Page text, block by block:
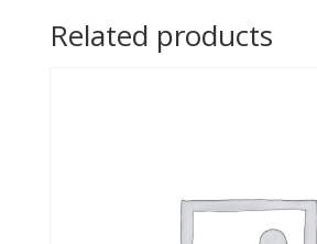
Related products